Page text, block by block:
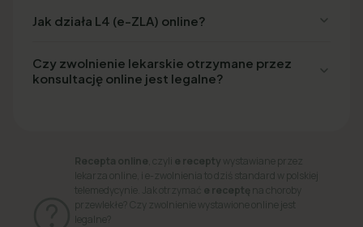
Jak działa L4 (e-ZLA) online?
Czy zwolnienie lekarskie otrzymane przez
konsultację online jest legalne?
Recepta online , czyli e recepty wystawiane przez
lekarza online, i e-zwolnienia to dziś standard w polskiej
telemedycynie. Jak otrzymać e receptę na choroby
przewlekłe? Czy zwolnienie wystawione online jest
legalne?